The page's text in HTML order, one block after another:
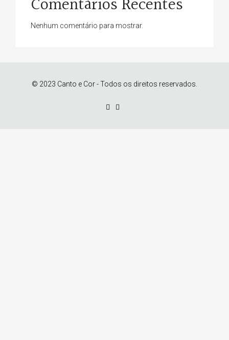
Comentários Recentes
Nenhum comentário para mostrar.
© 2023 Canto e Cor - Todos os direitos reservados.